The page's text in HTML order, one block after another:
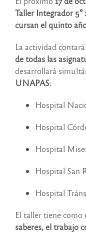
Taller Integrador 5°
cursan el quinto
La actividad
de todas las
desarrollará
UNAPAS:
Hospital
Hospital
Hospital
Hospital San
Hospital
El taller tiene
saberes, el trabajo